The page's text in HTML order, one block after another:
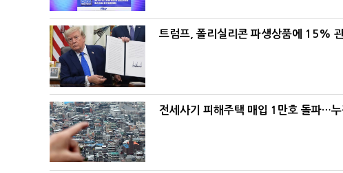
트럼프, 폴리실리콘 파생상품에 15%
전세사기 피해주택 매입 1만호 돌파…